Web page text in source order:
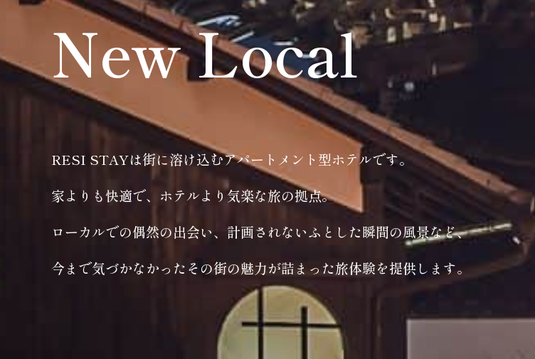
New Local
RESI STAYは街に溶け込むアパートメント型ホテルです。
家よりも快適で、ホテルより気楽な旅の拠点。
ローカルでの偶然の出会い、計画されないふとした瞬間の風景など、
今まで気づかなかったその街の魅力が詰まった旅体験を提供します。